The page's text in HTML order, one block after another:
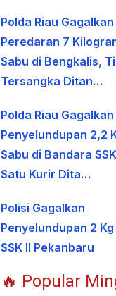
Polda Riau Gagalkan
Peredaran 7
Sabu di Bengkalis,
Tersangka Ditan…
Polda Riau Gagalkan
Penyelundupan 2,2
Sabu di Bandara
Satu Kurir Dita…
Polisi Gagalkan
Penyelundupan 2
SSK II Pekanbaru
🔥 Popular